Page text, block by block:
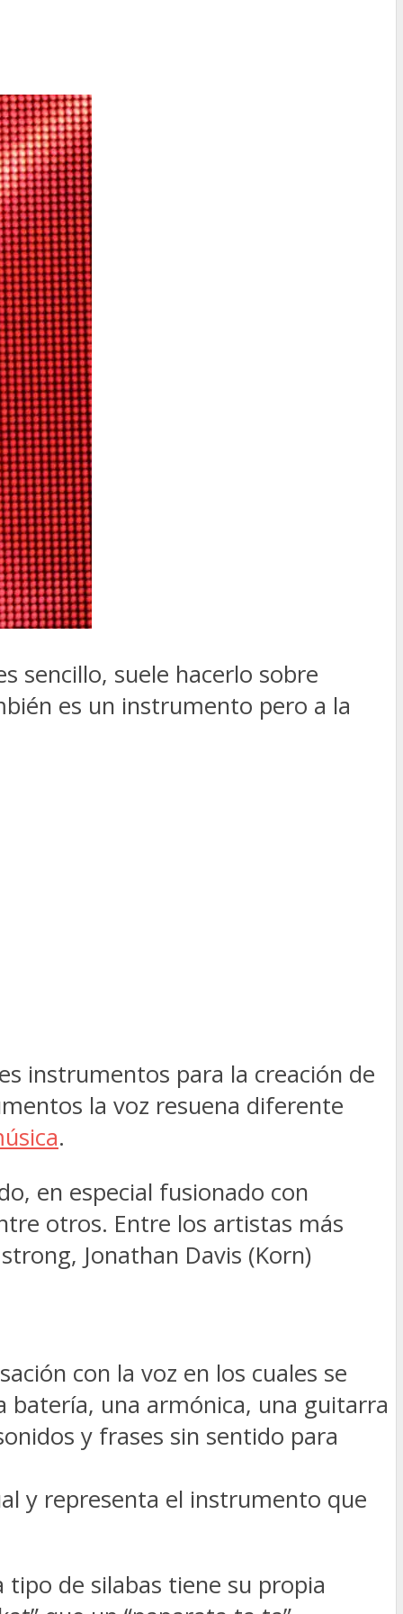
sencillo, suele hacerlo sobre
es un instrumento pero a la
instrumentos para la creación de
la voz resuena diferente
.
en especial fusionado con
otros. Entre los artistas más
Jonathan Davis (Korn)
con la voz en los cuales se
una armónica, una guitarra
y frases sin sentido para
y representa el instrumento que
tipo de silabas tiene su propia